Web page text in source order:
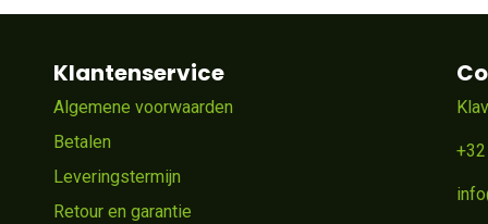
Klantenservice
Algemene voorwaarden
Betalen
Leveringstermijn
Retour en garantie